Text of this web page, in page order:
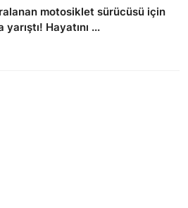
motosiklet sürücüsü için
yarıştı! Hayatını ...